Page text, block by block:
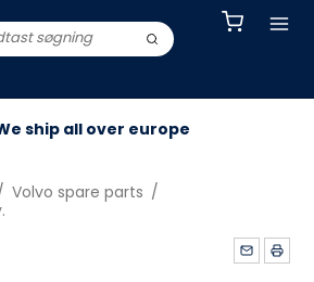
ship all over europe
Volvo spare parts /